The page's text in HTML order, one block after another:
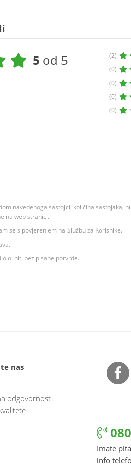
5 od 5
(2)
(0)
(0)
(0)
(0)
navedenoga sastojci, količina sastojaka,
na web stranici.
se s povjerenjem na Službu za Korisnike.
niti bez pisane potvrde.
nas
odgovornost
Imate
info